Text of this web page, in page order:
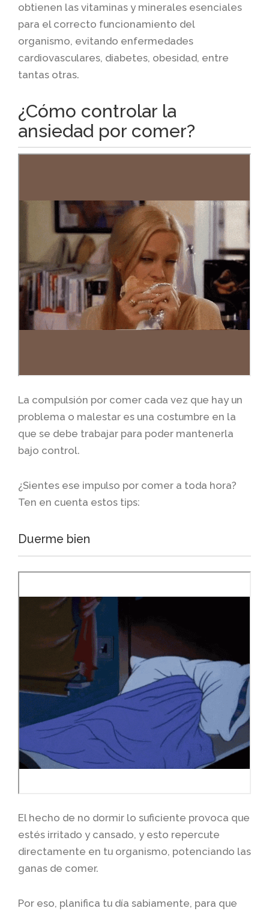
obtienen las vitaminas y minerales esenciales
para el correcto funcionamiento del
organismo, evitando enfermedades
cardiovasculares, diabetes, obesidad, entre
tantas otras.
¿Cómo controlar la
ansiedad por comer?
La compulsión por comer cada vez que hay un
problema o malestar es una costumbre en la
que se debe trabajar para poder mantenerla
bajo control.
¿Sientes ese impulso por comer a toda hora?
Ten en cuenta estos tips:
Duerme bien
El hecho de no dormir lo suficiente provoca que
estés irritado y cansado, y esto repercute
directamente en tu organismo, potenciando las
ganas de comer.
Por eso, planifica tu día sabiamente, para que